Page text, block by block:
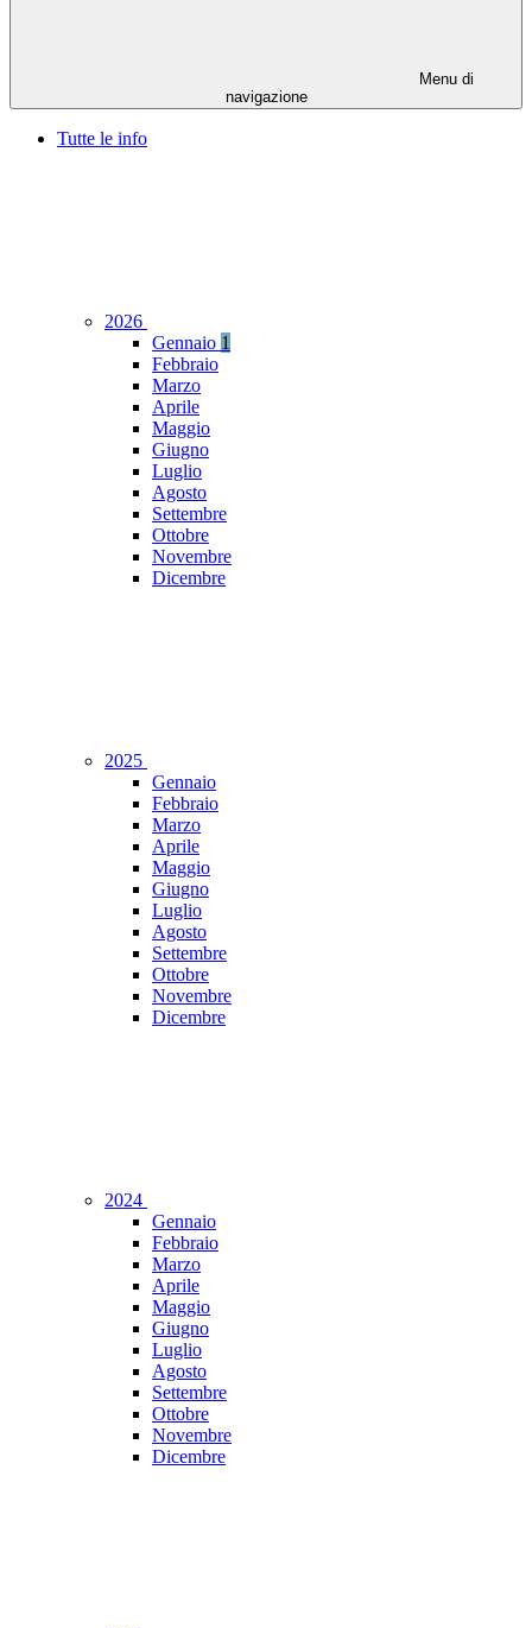
Menu di
navigazione
Tutte le info
2026
Gennaio 1
Febbraio
Marzo
Aprile
Maggio
Giugno
Luglio
Agosto
Settembre
Ottobre
Novembre
Dicembre
2025
Gennaio
Febbraio
Marzo
Aprile
Maggio
Giugno
Luglio
Agosto
Settembre
Ottobre
Novembre
Dicembre
2024
Gennaio
Febbraio
Marzo
Aprile
Maggio
Giugno
Luglio
Agosto
Settembre
Ottobre
Novembre
Dicembre